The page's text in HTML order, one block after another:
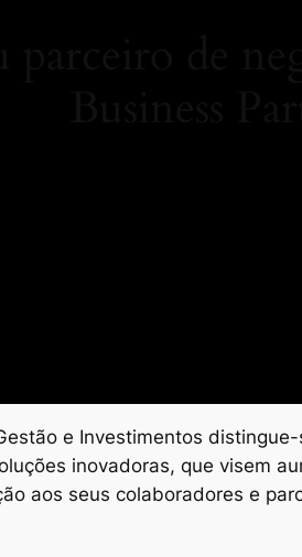
e Investimentos
inovadoras, que visem
aos seus colaboradores e